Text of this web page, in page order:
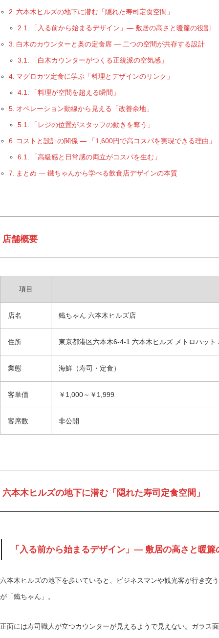
六本木ヒルズの地下に潜む「隠れた寿司定食空間」
「入る前から始まるデザイン」― 敷居の高さと暖簾の役割
白木のカウンターと奥の定食席 ― 二つの空間が共存する設計
「白木カウンターがつくる正統派の空気感」
マグロカツ定食に学ぶ「料理とデザインのリンク」
「料理が空間を超える瞬間」
オペレーション動線から見える「改善余地」
「レジの位置がスタッフの動きを奪う」
コストと設計の関係 ― 「1,600円で高コスパを実現できる理由」
「高級感と日常感の両立がコスパを生む」
まとめ ― 鐵ちゃんから学べる飲食店デザインの本質
店舗概要
項目
店名 鐵ちゃん 六本木ヒルズ店
住所 東京都港区六本木6-4-1 六本木ヒルズ メトロハット
業態 海鮮（寿司・定食）
客単価 ￥1,000～￥1,999
客席数 非公開
六本木ヒルズの地下に潜む「隠れた寿司定食空間」
「入る前から始まるデザイン」― 敷居の高さと暖簾
六本木ヒルズの地下を歩いていると、ビジネスマンや観光客が行き交
が「鐵ちゃん」。
正面には寿司職人が立つカウンターが見えるようで見えない。ガラス